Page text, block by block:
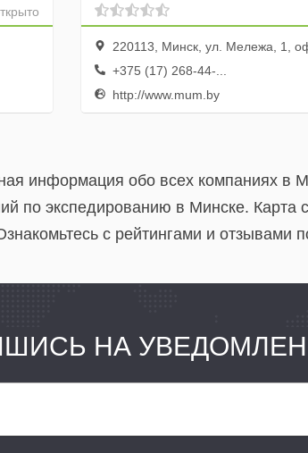
220113, Минск, ул. Мележа, 1,
+375 (17) 268-44-...
http://www.mum.by
информация обо всех компаниях в
по экспедированию в Минске.
с рейтингами и отзывами
НА